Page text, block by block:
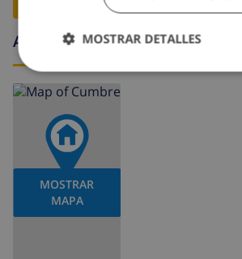
Alrededores
MOSTRAR
MAPA
MOSTRAR DETALLES